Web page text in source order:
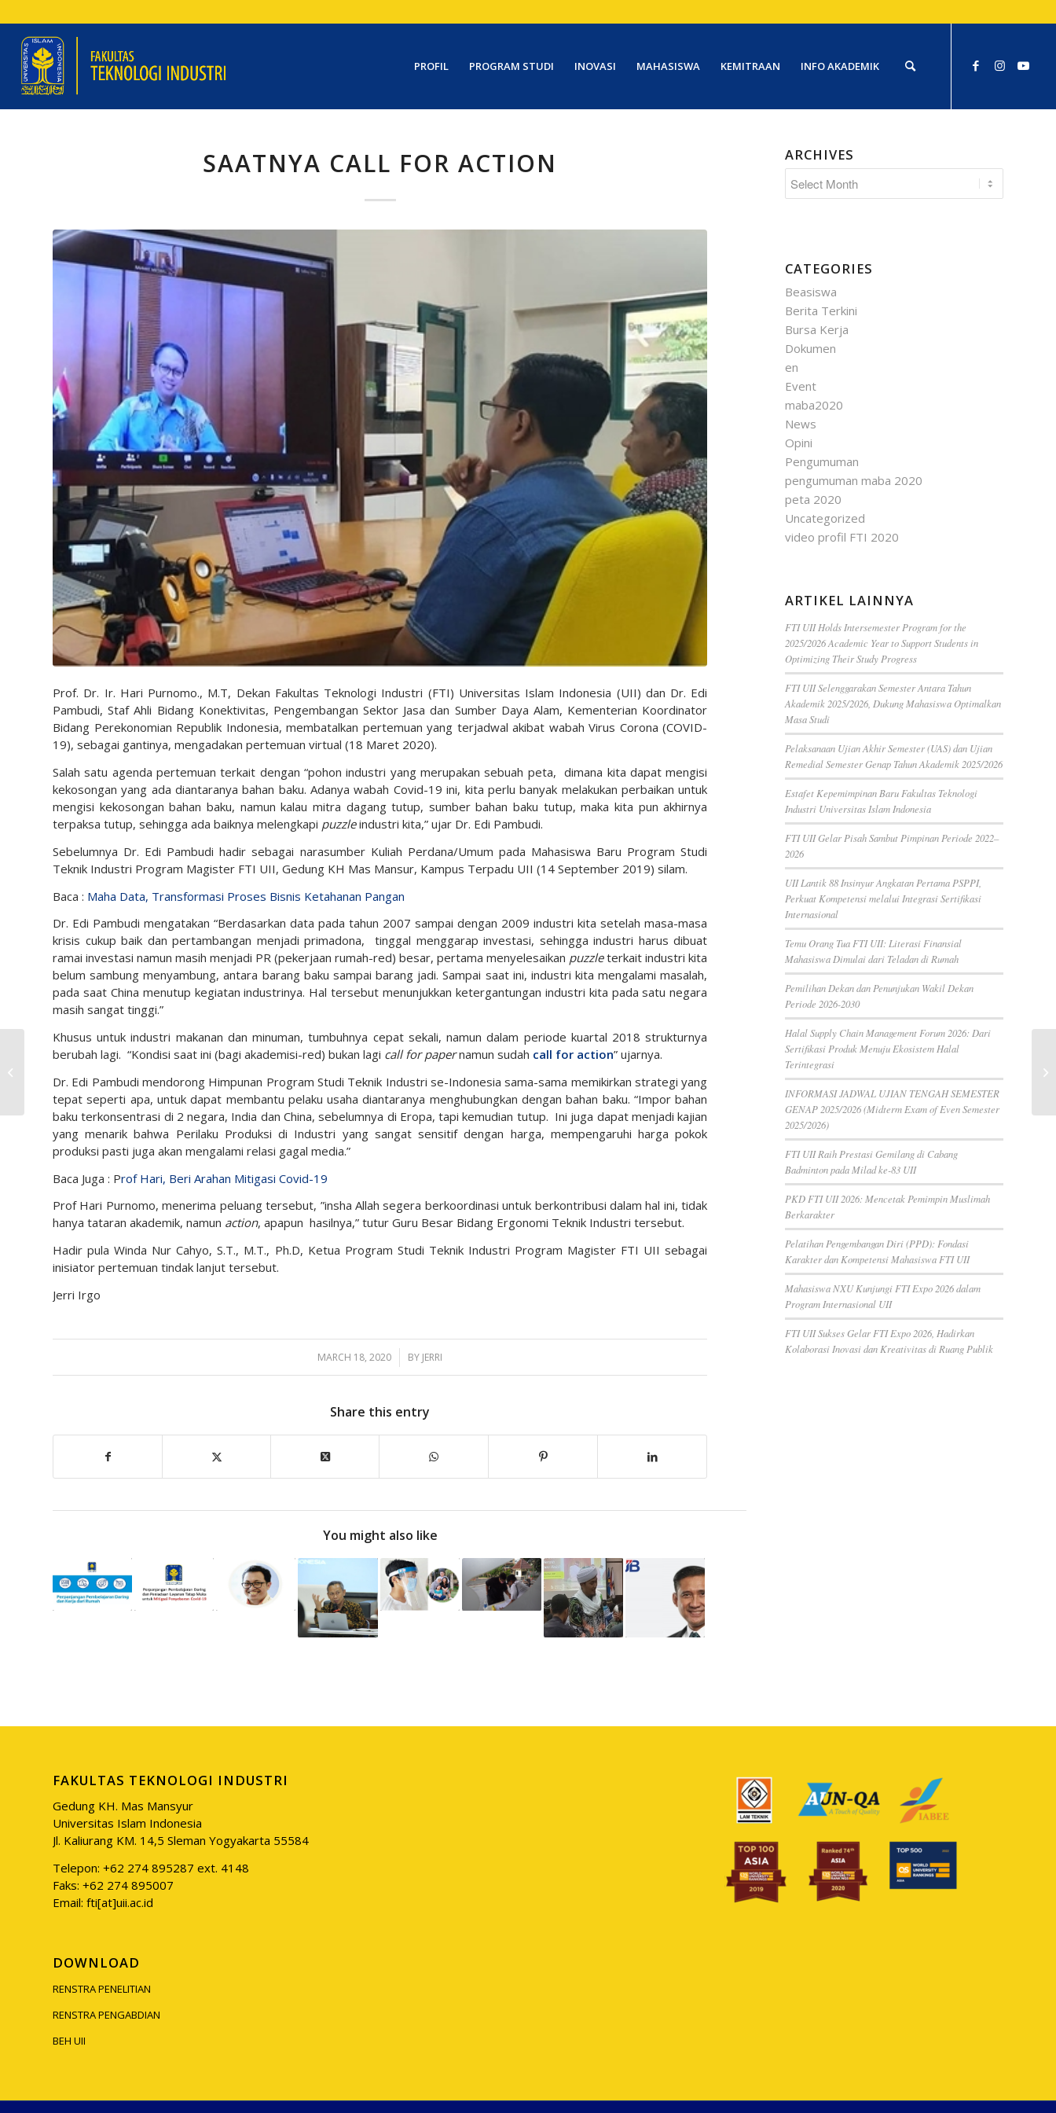
PROFIL PROGRAM STUDI INOVASI MAHASISWA KEMITRAAN INFO AKADEMIK
SAATNYA CALL FOR ACTION
Prof. Dr. Ir. Hari Purnomo., M.T, Dekan Fakultas Teknologi Industri (FTI) Universitas Islam Indonesia (UII) dan Dr. Edi
Pambudi, Staf Ahli Bidang Konektivitas, Pengembangan Sektor Jasa dan Sumber Daya Alam, Kementerian Koordinator
Bidang Perekonomian Republik Indonesia, membatalkan pertemuan yang terjadwal akibat wabah Virus Corona (COVID-
19), sebagai gantinya, mengadakan pertemuan virtual (18 Maret 2020).
Salah satu agenda pertemuan terkait dengan “pohon industri yang merupakan sebuah peta, dimana kita dapat mengisi
kekosongan yang ada diantaranya bahan baku. Adanya wabah Covid-19 ini, kita perlu banyak melakukan perbaikan untuk
mengisi kekosongan bahan baku, namun kalau mitra dagang tutup, sumber bahan baku tutup, maka kita pun akhirnya
terpaksa tutup, sehingga ada baiknya melengkapi puzzleindustri kita,” ujar Dr. Edi Pambudi.
Sebelumnya Dr. Edi Pambudi hadir sebagai narasumber Kuliah Perdana/Umum pada Mahasiswa Baru Program Studi
Teknik Industri Program Magister FTI UII, Gedung KH Mas Mansur, Kampus Terpadu UII (14 September 2019) silam.
Baca : Maha Data, Transformasi Proses Bisnis Ketahanan Pangan
Dr. Edi Pambudi mengatakan “Berdasarkan data pada tahun 2007 sampai dengan 2009 industri kita setelah masa-masa
krisis cukup baik dan pertambangan menjadi primadona, tinggal menggarap investasi, sehingga industri harus dibuat
ramai investasi namun masih menjadi PR (pekerjaan rumah-red) besar, pertama menyelesaikan puzzleterkait industri kita
belum sambung menyambung, antara barang baku sampai barang jadi. Sampai saat ini, industri kita mengalami masalah,
pada saat China menutup kegiatan industrinya. Hal tersebut menunjukkan ketergantungan industri kita pada satu negara
masih sangat tinggi.”
Khusus untuk industri makanan dan minuman, tumbuhnya cepat sekali, namun dalam periode kuartal 2018 strukturnya
berubah lagi. “Kondisi saat ini (bagi akademisi-red) bukan lagi call for papernamun sudah call for action” ujarnya.
Dr. Edi Pambudi mendorong Himpunan Program Studi Teknik Industri se-Indonesia sama-sama memikirkan strategi yang
tepat seperti apa, untuk dapat membantu pelaku usaha diantaranya menghubungkan dengan bahan baku. “Impor bahan
baku terkonsentrasi di 2 negara, India dan China, sebelumnya di Eropa, tapi kemudian tutup. Ini juga dapat menjadi kajian
yang menarik bahwa Perilaku Produksi di Industri yang sangat sensitif dengan harga, mempengaruhi harga pokok
produksi pasti juga akan mengalami relasi gagal media.”
Baca Juga : Prof Hari, Beri Arahan Mitigasi Covid-19
Prof Hari Purnomo, menerima peluang tersebut, ”insha Allah segera berkoordinasi untuk berkontribusi dalam hal ini, tidak
hanya tataran akademik, namun action, apapun hasilnya,” tutur Guru Besar Bidang Ergonomi Teknik Industri tersebut.
Hadir pula Winda Nur Cahyo, S.T., M.T., Ph.D, Ketua Program Studi Teknik Industri Program Magister FTI UII sebagai
inisiator pertemuan tindak lanjut tersebut.
Jerri Irgo
MARCH 18, 2020
/ BY JERRI
Share this entry
You might also like
ARCHIVES
CATEGORIES
Beasiswa
Berita Terkini
Bursa Kerja
Dokumen
en
Event
maba2020
News
Opini
Pengumuman
pengumuman maba 2020
peta 2020
Uncategorized
video profil FTI 2020
ARTIKEL LAINNYA
FTI UII Holds Intersemester Program for the
2025/2026 Academic Year to Support Students in
Optimizing Their Study Progress
FTI UII Selenggarakan Semester Antara Tahun
Akademik 2025/2026, Dukung Mahasiswa Optimalkan
Masa Studi
Pelaksanaan Ujian Akhir Semester (UAS) dan Ujian
Remedial Semester Genap Tahun Akademik 2025/2026
Estafet Kepemimpinan Baru Fakultas Teknologi
Industri Universitas Islam Indonesia
FTI UII Gelar Pisah Sambut Pimpinan Periode 2022–
2026
UII Lantik 88 Insinyur Angkatan Pertama PSPPI,
Perkuat Kompetensi melalui Integrasi Sertifikasi
Internasional
Temu Orang Tua FTI UII: Literasi Finansial
Mahasiswa Dimulai dari Teladan di Rumah
Pemilihan Dekan dan Penunjukan Wakil Dekan
Periode 2026-2030
Halal Supply Chain Management Forum 2026: Dari
Sertifikasi Produk Menuju Ekosistem Halal
Terintegrasi
INFORMASI JADWAL UJIAN TENGAH SEMESTER
GENAP 2025/2026 (Midterm Exam of Even Semester
2025/2026)
FTI UII Raih Prestasi Gemilang di Cabang
Badminton pada Milad ke-83 UII
PKD FTI UII 2026: Mencetak Pemimpin Muslimah
Berkarakter
Pelatihan Pengembangan Diri (PPD): Fondasi
Karakter dan Kompetensi Mahasiswa FTI UII
Mahasiswa NXU Kunjungi FTI Expo 2026 dalam
Program Internasional UII
FTI UII Sukses Gelar FTI Expo 2026, Hadirkan
Kolaborasi Inovasi dan Kreativitas di Ruang Publik
FAKULTAS TEKNOLOGI INDUSTRI
Gedung KH. Mas Mansyur
Universitas Islam Indonesia
Jl. Kaliurang KM. 14,5 Sleman Yogyakarta 55584
Telepon: +62 274 895287 ext. 4148
Faks: +62 274 895007
Email: fti[at]uii.ac.id
DOWNLOAD
RENSTRA PENELITIAN
RENSTRA PENGABDIAN
BEH UII
FTI UII, Produksi Hand
Sanitizer